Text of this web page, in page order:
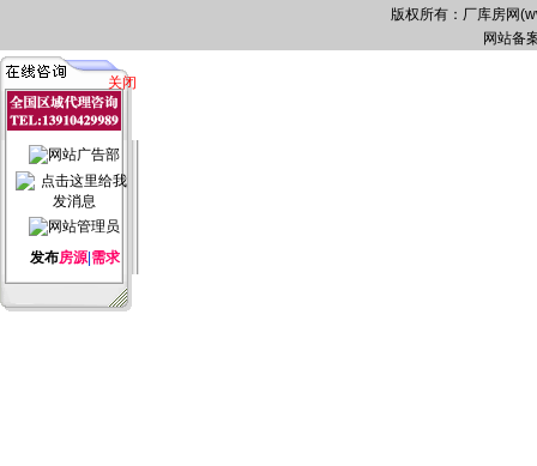
版权所有：厂库房网
网站备
关闭
发布房源| 需求